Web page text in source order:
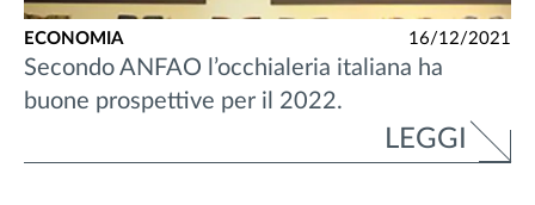
ECONOMIA 16/12/2021
Secondo ANFAO l’occhialeria italiana ha
buone prospettive per il 2022.
LEGGI